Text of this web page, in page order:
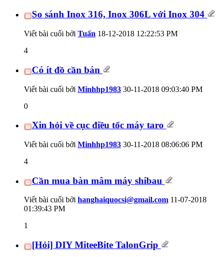
So sánh Inox 316, Inox 306L với Inox 304
Viết bài cuối bởi Tuấn 18-12-2018 12:22:53 PM
4
Có ít đồ cần bán
Viết bài cuối bởi Minhhp1983 30-11-2018 09:03:40 PM
0
Xin hỏi về cục điều tốc máy taro
Viết bài cuối bởi Minhhp1983 30-11-2018 08:06:06 PM
4
Cần mua bàn mâm máy shibau
Viết bài cuối bởi hanghaiquocsi@gmail.com 11-07-2018
01:39:43 PM
1
[Hỏi] DIY MiteeBite TalonGrip